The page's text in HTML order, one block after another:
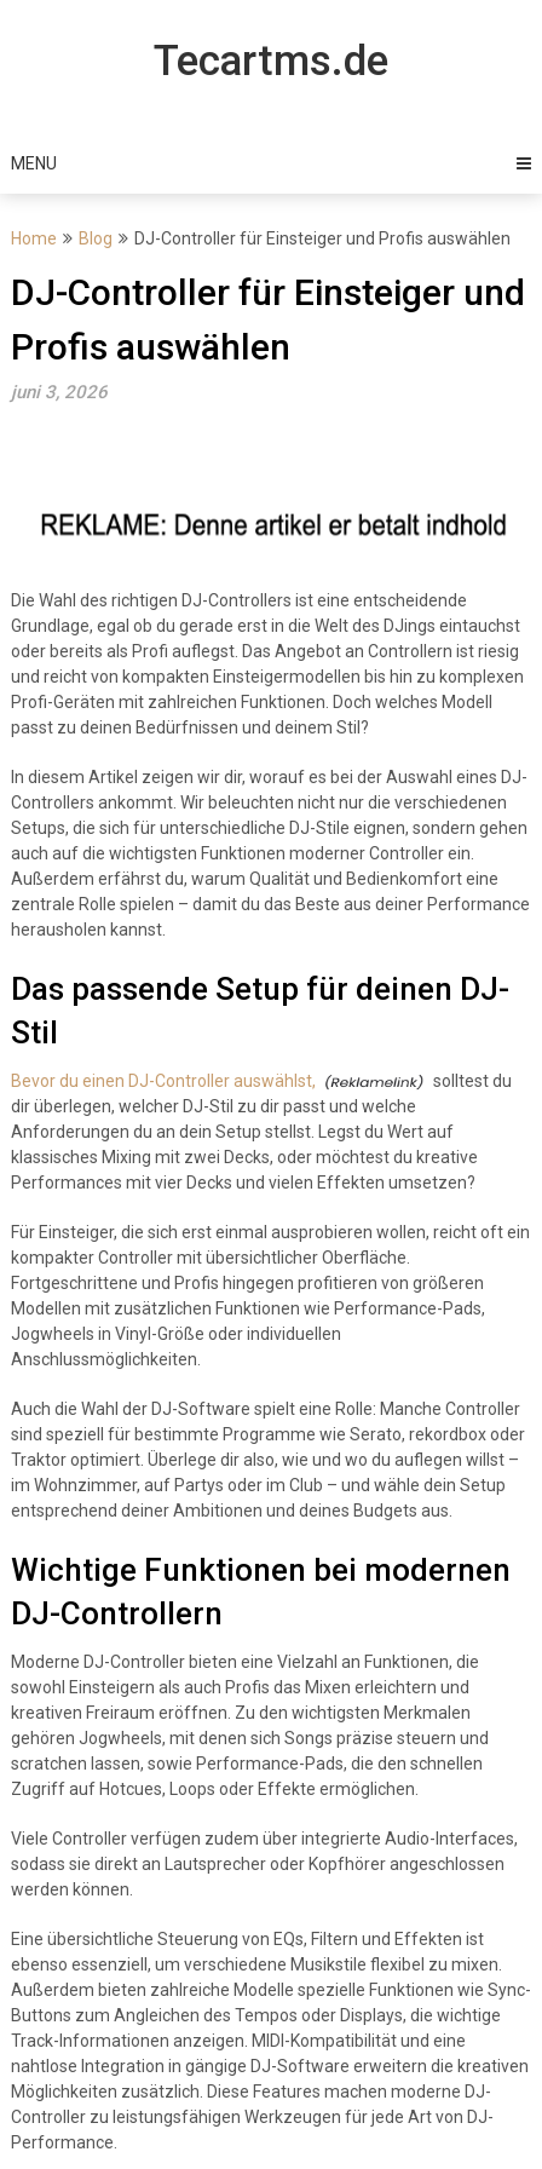
Tecartms.de
MENU
Home Blog DJ-Controller für Einsteiger und Profis auswählen
DJ-Controller für Einsteiger und
Profis auswählen
juni 3, 2026
Die Wahl des richtigen DJ-Controllers ist eine entscheidende
Grundlage, egal ob du gerade erst in die Welt des DJings eintauchst
oder bereits als Profi auflegst. Das Angebot an Controllern ist riesig
und reicht von kompakten Einsteigermodellen bis hin zu komplexen
Profi-Geräten mit zahlreichen Funktionen. Doch welches Modell
passt zu deinen Bedürfnissen und deinem Stil?
In diesem Artikel zeigen wir dir, worauf es bei der Auswahl eines DJ-
Controllers ankommt. Wir beleuchten nicht nur die verschiedenen
Setups, die sich für unterschiedliche DJ-Stile eignen, sondern gehen
auch auf die wichtigsten Funktionen moderner Controller ein.
Außerdem erfährst du, warum Qualität und Bedienkomfort eine
zentrale Rolle spielen – damit du das Beste aus deiner Performance
herausholen kannst.
Das passende Setup für deinen DJ-
Stil
Bevor du einen DJ-Controller auswählst,
solltest du
dir überlegen, welcher DJ-Stil zu dir passt und welche
Anforderungen du an dein Setup stellst. Legst du Wert auf
klassisches Mixing mit zwei Decks, oder möchtest du kreative
Performances mit vier Decks und vielen Effekten umsetzen?
Für Einsteiger, die sich erst einmal ausprobieren wollen, reicht oft ein
kompakter Controller mit übersichtlicher Oberfläche.
Fortgeschrittene und Profis hingegen profitieren von größeren
Modellen mit zusätzlichen Funktionen wie Performance-Pads,
Jogwheels in Vinyl-Größe oder individuellen
Anschlussmöglichkeiten.
Auch die Wahl der DJ-Software spielt eine Rolle: Manche Controller
sind speziell für bestimmte Programme wie Serato, rekordbox oder
Traktor optimiert. Überlege dir also, wie und wo du auflegen willst –
im Wohnzimmer, auf Partys oder im Club – und wähle dein Setup
entsprechend deiner Ambitionen und deines Budgets aus.
Wichtige Funktionen bei modernen
DJ-Controllern
Moderne DJ-Controller bieten eine Vielzahl an Funktionen, die
sowohl Einsteigern als auch Profis das Mixen erleichtern und
kreativen Freiraum eröffnen. Zu den wichtigsten Merkmalen
gehören Jogwheels, mit denen sich Songs präzise steuern und
scratchen lassen, sowie Performance-Pads, die den schnellen
Zugriff auf Hotcues, Loops oder Effekte ermöglichen.
Viele Controller verfügen zudem über integrierte Audio-Interfaces,
sodass sie direkt an Lautsprecher oder Kopfhörer angeschlossen
werden können.
Eine übersichtliche Steuerung von EQs, Filtern und Effekten ist
ebenso essenziell, um verschiedene Musikstile flexibel zu mixen.
Außerdem bieten zahlreiche Modelle spezielle Funktionen wie Sync-
Buttons zum Angleichen des Tempos oder Displays, die wichtige
Track-Informationen anzeigen. MIDI-Kompatibilität und eine
nahtlose Integration in gängige DJ-Software erweitern die kreativen
Möglichkeiten zusätzlich. Diese Features machen moderne DJ-
Controller zu leistungsfähigen Werkzeugen für jede Art von DJ-
Performance.